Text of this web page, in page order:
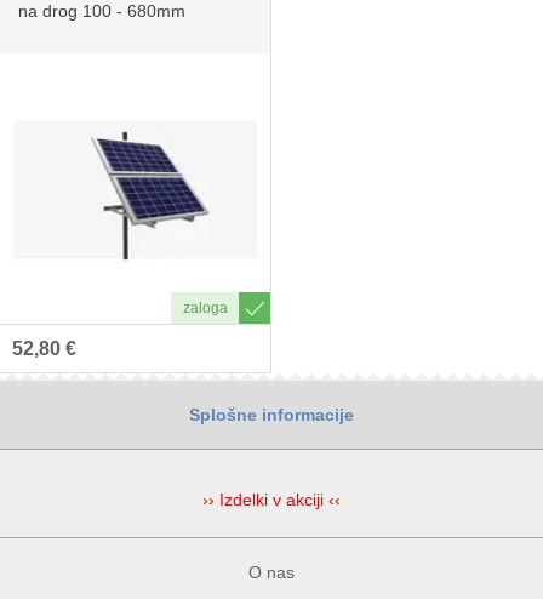
na drog 100 - 680mm
52,80 €
Splošne informacije
›› Izdelki v akciji ‹‹
O nas